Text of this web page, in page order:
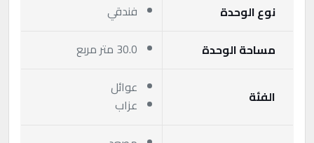
نوع الوحدة
فندقي
مساحة الوحدة
30.0 متر مربع
الفئة
عوائل
عزاب